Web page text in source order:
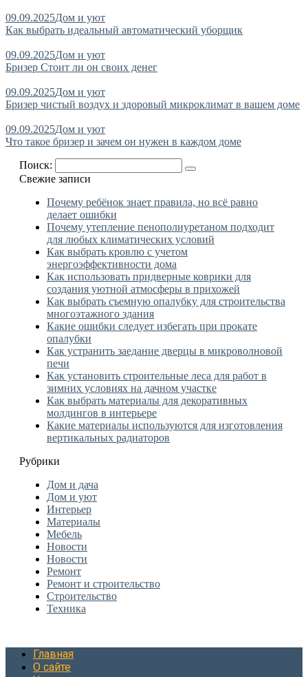
09.09.2025Дом и уют
Как выбрать идеальный автоматический уборщик
09.09.2025Дом и уют
Бризер Стоит ли он своих денег
09.09.2025Дом и уют
Бризер чистый воздух и здоровый микроклимат в вашем доме
09.09.2025Дом и уют
Что такое бризер и зачем он нужен в каждом доме
Поиск:
Свежие записи
Почему ребёнок знает правила, но всё равно
делает ошибки
Почему утепление пенополиуретаном подходит
для любых климатических условий
Как выбрать кровлю с учетом
энергоэффективности дома
Как использовать придверные коврики для
создания уютной атмосферы в прихожей
Как выбрать съемную опалубку для строительства
многоэтажного здания
Какие ошибки следует избегать при прокате
опалубки
Как устранить заедание дверцы в микроволновой
печи
Как установить строительные леса для работ в
зимних условиях на дачном участке
Как выбрать материалы для декоративных
молдингов в интерьере
Какие материалы используются для изготовления
вертикальных радиаторов
Рубрики
Дом и дача
Дом и уют
Интерьер
Материалы
Мебель
Новости
Новости
Ремонт
Ремонт и строительство
Строительство
Техника
Главная
О сайте